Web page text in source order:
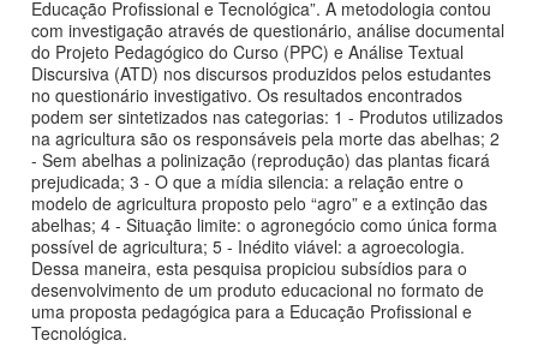
Educação Profissional e Tecnológica”. A metodologia contou
com investigação através de questionário, análise documental
do Projeto Pedagógico do Curso (PPC) e Análise Textual
Discursiva (ATD) nos discursos produzidos pelos estudantes
no questionário investigativo. Os resultados encontrados
podem ser sintetizados nas categorias: 1 - Produtos utilizados
na agricultura são os responsáveis pela morte das abelhas; 2
- Sem abelhas a polinização (reprodução) das plantas ficará
prejudicada; 3 - O que a mídia silencia: a relação entre o
modelo de agricultura proposto pelo “agro” e a extinção das
abelhas; 4 - Situação limite: o agronegócio como única forma
possível de agricultura; 5 - Inédito viável: a agroecologia.
Dessa maneira, esta pesquisa propiciou subsídios para o
desenvolvimento de um produto educacional no formato de
uma proposta pedagógica para a Educação Profissional e
Tecnológica.